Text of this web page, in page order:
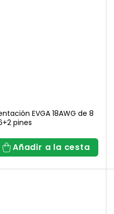
EVGA 18AWG de 8
pines
Añadir a la cesta